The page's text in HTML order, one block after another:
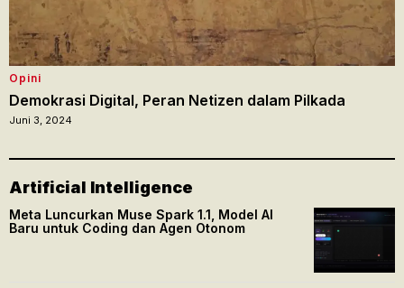
Opini
Demokrasi Digital, Peran Netizen dalam Pilkada
Juni 3, 2024
Artificial Intelligence
Meta Luncurkan Muse Spark 1.1, Model AI
Baru untuk Coding dan Agen Otonom